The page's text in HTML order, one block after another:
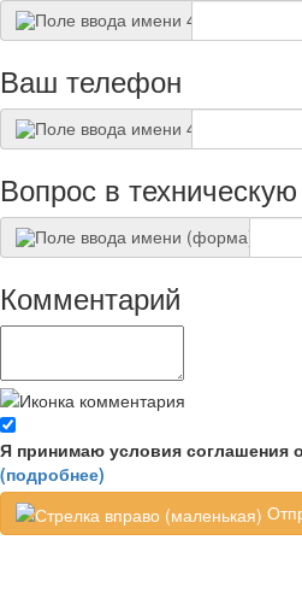
Ваш телефон
Вопрос в
Комментарий
Я принимаю условия соглашения
(подробнее)